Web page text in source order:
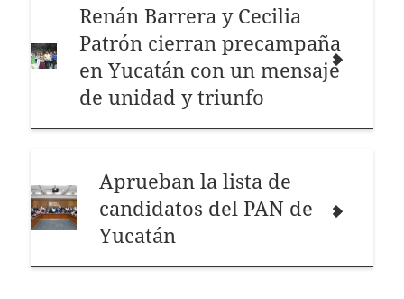
Renán Barrera y Cecilia
Patrón cierran precampaña
en Yucatán con un mensaje
de unidad y triunfo
Aprueban la lista de
candidatos del PAN de
Yucatán